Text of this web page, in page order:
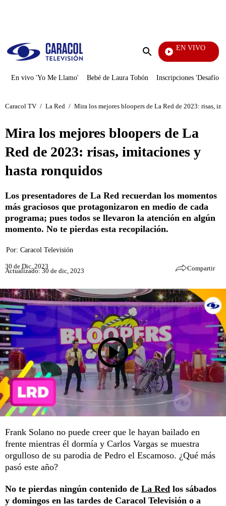
Enviar
EN VIVO
Pura Diversión
En vivo 'Yo Me Llamo' Bebé de Laura Tobón Inscripciones 'Desafío'
Caracol TV / La Red / Mira los mejores bloopers de La Red de 2023: risas,
Mira los mejores bloopers de La
Red de 2023: risas, imitaciones y
hasta ronquidos
Los presentadores de La Red recuerdan los momentos
más graciosos que protagonizaron en medio de cada
programa; pues todos se llevaron la atención en algún
momento. No te pierdas esta recopilación.
Por: Caracol Televisión
30 de Dic, 2023
Actualizado: 30 de dic, 2023 Compartir
Frank Solano no puede creer que le hayan bailado en
frente mientras él dormía y Carlos Vargas se muestra
orgulloso de su parodia de Pedro el Escamoso. ¿Qué más
pasó este año?
No te pierdas ningún contenido de La Red los sábados
y domingos en las tardes de Caracol Televisión o a